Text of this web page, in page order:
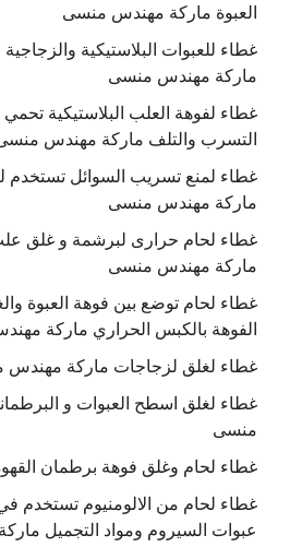
العبوة ماركة مهندس منسى
غطاء للعبوات البلاستيكية
ماركة مهندس منسى
غطاء لفوهة العلب البلاستيكية تحمي
التسرب والتلف ماركة مهندس منسى
غطاء لمنع تسريب السوائل تستخدم
ماركة مهندس منسى
غطاء لحام حرارى لبرشمة و غلق
ماركة مهندس منسى
غطاء لحام توضع بين فوهة العبوة
الفوهة بالكبس الحراري ماركة
غطاء لغلق لزجاجات ماركة مهندس
غطاء لغلق اسطح العبوات و
منسى
غطاء لحام وغلق فوهة برطمان
غطاء لحام من الالومنيوم تستخدم
عبوات السيروم ومواد التجميل